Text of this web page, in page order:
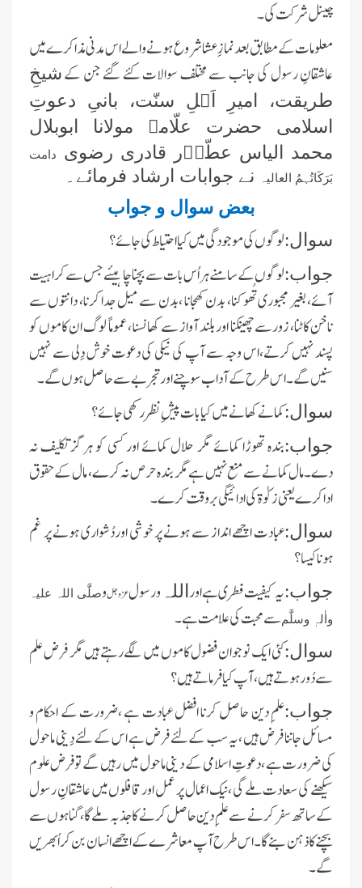
چینل شرکت کی۔
معلومات کے مطابق بعد نمازِ عشا شروع ہونے والے اس مدنی مذاکرے میں
عاشقانِ رسول کی جانب سے مختلف سوالات کئے گئے جن کےشیخِ
طریقت، امیرِ اَہلِ سنّت، بانیِ دعوتِ
اسلامی حضرت علّامہ مولانا ابوبلال
محمد الیاس عطّاؔر قادری رضوی
دامت
بَرَکَاتُہمُ العالیہ
نے جوابات ارشاد فرمائے۔
بعض سوال و جواب
سوال:لوگوں کی موجودگی میں کیا احتیاط کی جائے ؟
جواب:لوگوں کے سامنے ہر اُس بات سے بچنا چاہیئے جس سے کراہیت
آئے، بغیر مجبوری تُھوکنا، بدن کھجانا ،بدن سے میل جدا کرنا، دانتوں سے
ناخن کاٹنا، زورسے چھینکنا اور بلند آواز سے کھانسنا، عموماً لوگ ان کاموں کو
پسند نہیں کرتے،اس وجہ سے آپ کی نیکی کی دعوت خوش دِلی سے نہیں
سنیں گے ۔اس طرح کے آداب سوچنے اورتجربے سے حاصل ہوں گے ۔
سوال:کمانے کھانے میں کیا بات پیشِ نظر رکھی جائے؟
جواب:بندہ تھوڑا کمائے مگر حلال کمائے اور کسی کو ہرگز تکلیف نہ
دے۔مال کمانے سے منع نہیں ہے مگر بندہ حرص نہ کرے، مال کے حقوق
ادا کرے یعنی زکوٰۃ کی ادائیگی بروقت کرے۔
سوال:عبادت اچھے انداز سے ہونے پر خوشی اوردُشواری ہونے پر غم
ہونا کیسا؟
جواب:یہ کیفیت فطری ہے اوراللہ و رسولعزوجلوصلَّی اللہ علیہ
واٰلہٖ وسلَّمسے محبت کی علامت ہے ۔
سوال:کئی ایک نوجوان فضول کاموں میں لگےرہتے ہیں مگر فرض علم
سے دُور ہوتے ہیں ،آپ کیا فرماتے ہیں ؟
جواب:علمِ دین حاصل کرنا افضل عبادت ہے ،ضرورت کے احکام و
مسائل جاننا فرض ہیں ،یہ سب کے لئے فرض ہے اس کے لئے دِینی ماحول
کی ضرورت ہے ،دعوتِ اسلامی کے دینی ماحول میں رہیں گے تو فرض علوم
سیکھنے کی سعادت ملے گی ،نیک اعمال پر عمل اور قافلوں میں عاشقانِ رسول
کے ساتھ سفر کرنے سے علمِ دین حاصل کرنے کا جذبہ ملے گا، گناہوں سے
بچنے کا ذہن بنے گا۔ اس طرح آپ معاشرے کے اچھے انسان بن کر اُبھریں
گے ۔